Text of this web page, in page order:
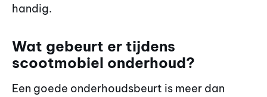
handig.
Wat gebeurt er tijdens
scootmobiel onderhoud?
Een goede onderhoudsbeurt is meer dan